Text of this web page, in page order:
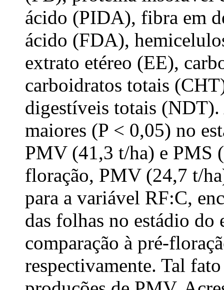
ácido (PIDA), fibra em
ácido (FDA),
extrato etéreo (EE),
carboidratos totais
digestíveis totais (NDT).
maiores (P < 0,05) no
PMV (41,3 t/ha) e PMS
floração, PMV (24,7 t/
para a variável RF:C,
das folhas no estádio do
comparação à pré-
respectivamente. Tal